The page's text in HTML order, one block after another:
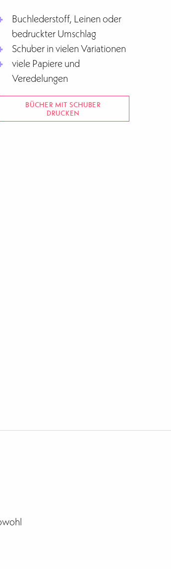
Buchlederstoff, Leinen oder
bedruckter Umschlag
Schuber in vielen Variationen
viele Papiere und
Veredelungen
BÜCHER MIT SCHUBER
DRUCKEN